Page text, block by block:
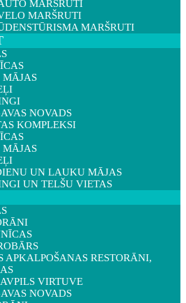
MARŠRUTI
MARŠRUTI
MARŠRUTI
MĀJAS
NOVADS
KOMPLEKSI
MĀJAS
UN LAUKU MĀJAS
UN TELŠU VIETAS
APKALPOŠANAS RESTORĀNI,
VIRTUVE
NOVADS